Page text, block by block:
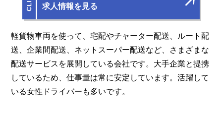
求人情報を見る
軽貨物車両を使って、宅配やチャーター配送、ルート配
送、企業間配送、ネットスーパー配送など、さまざまな
配送サービスを展開している会社です。大手企業と提携
しているため、仕事量は常に安定しています。活躍して
いる女性ドライバーも多いです。